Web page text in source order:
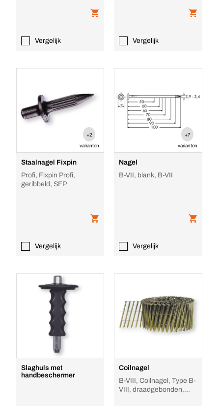
Vergelijk Vergelijk
+2
varianten
Staalnagel Fixpin
Profi, Fixpin Profi,
geribbeld, SFP
Vergelijk
+7
varianten
Nagel
B-VII, blank, B-VII
Vergelijk
Slaghuls met
handbeschermer
Coilnagel
B-VIII, Coilnagel, Type B-
VIII, draadgebonden,